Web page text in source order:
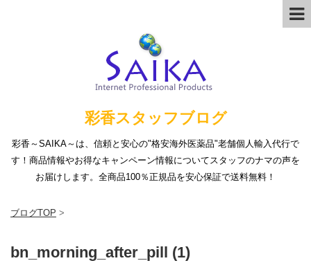
彩香スタッフブログ
彩香～SAIKA～は、信頼と安心の"格安海外医薬品"老舗個人輸入代行で
す！商品情報やお得なキャンペーン情報についてスタッフのナマの声を
お届けします。全商品100％正規品を安心保証で送料無料！
ブログTOP >
bn_morning_after_pill (1)